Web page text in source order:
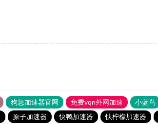
狗急加速器官网 免费vqn外网加速 小蓝鸟
原子加速器 快鸭加速器 快柠檬加速器